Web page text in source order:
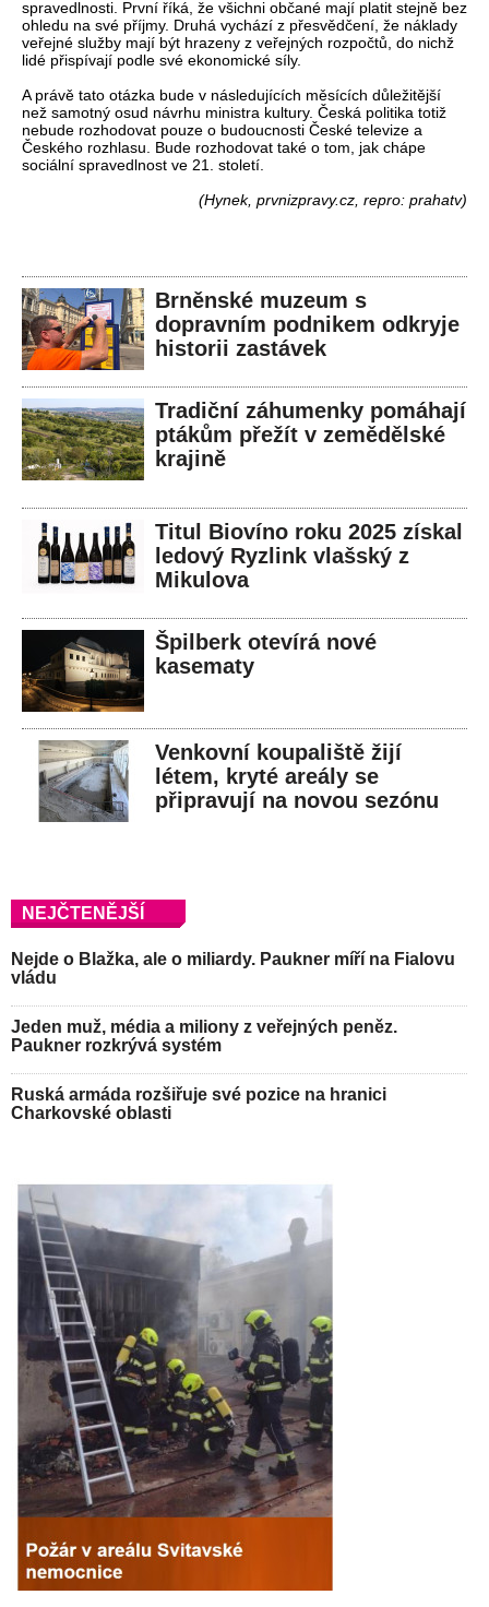
spravedlnosti. První říká, že všichni občané mají platit stejně bez
ohledu na své příjmy. Druhá vychází z přesvědčení, že náklady
veřejné služby mají být hrazeny z veřejných rozpočtů, do nichž
lidé přispívají podle své ekonomické síly.
A právě tato otázka bude v následujících měsících důležitější
než samotný osud návrhu ministra kultury. Česká politika totiž
nebude rozhodovat pouze o budoucnosti České televize a
Českého rozhlasu. Bude rozhodovat také o tom, jak chápe
sociální spravedlnost ve 21. století.
(Hynek, prvnizpravy.cz, repro: prahatv)
Brněnské muzeum s
dopravním podnikem odkryje
historii zastávek
Tradiční záhumenky pomáhají
ptákům přežít v zemědělské
krajině
Titul Biovíno roku 2025 získal
ledový Ryzlink vlašský z
Mikulova
Špilberk otevírá nové
kasematy
Venkovní koupaliště žijí
létem, kryté areály se
připravují na novou sezónu
NEJČTENĚJŠÍ
Nejde o Blažka, ale o miliardy. Paukner míří na Fialovu
vládu
Jeden muž, média a miliony z veřejných peněz.
Paukner rozkrývá systém
Ruská armáda rozšiřuje své pozice na hranici
Charkovské oblasti